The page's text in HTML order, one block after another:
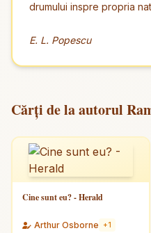
drumului inspre propria
E. L. Popescu
Cărți de la autorul
Cine sunt eu? - Herald
Arthur Osborne +1